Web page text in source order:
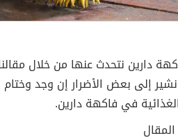
دارين نتحدث عنها من خلال
إلى بعض الأضرار إن وجد
في فاكهة دارين.